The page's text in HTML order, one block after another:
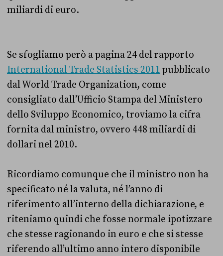
miliardi di euro.
Se sfogliamo però a pagina 24 del rapporto
International Trade Statistics 2011 pubblicato
dal World Trade Organization, come
consigliato dall’Ufficio Stampa del Ministero
dello Sviluppo Economico, troviamo la cifra
fornita dal ministro, ovvero 448 miliardi di
dollari nel 2010.
Ricordiamo comunque che il ministro non ha
specificato né la valuta, né l’anno di
riferimento all’interno della dichiarazione, e
riteniamo quindi che fosse normale ipotizzare
che stesse ragionando in euro e che si stesse
riferendo all’ultimo anno intero disponibile